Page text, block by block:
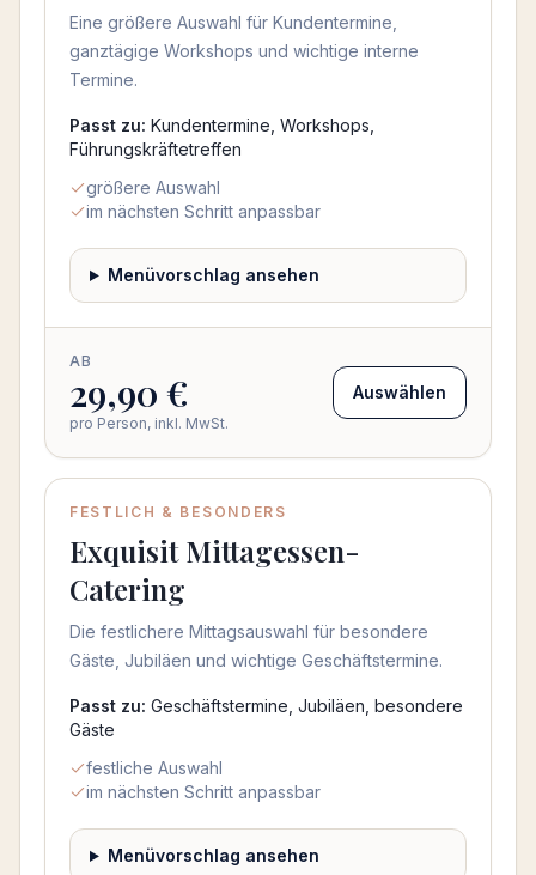
Eine größere Auswahl für Kundentermine,
ganztägige Workshops und wichtige interne
Termine.
Passt zu: Kundentermine, Workshops,
Führungskräftetreffen
größere Auswahl
im nächsten Schritt anpassbar
Menüvorschlag ansehen
AB
29,90 €
pro Person, inkl. MwSt.
Auswählen
FESTLICH & BESONDERS
Exquisit Mittagessen-
Catering
Die festlichere Mittagsauswahl für besondere
Gäste, Jubiläen und wichtige Geschäftstermine.
Passt zu: Geschäftstermine, Jubiläen, besondere
Gäste
festliche Auswahl
im nächsten Schritt anpassbar
Menüvorschlag ansehen